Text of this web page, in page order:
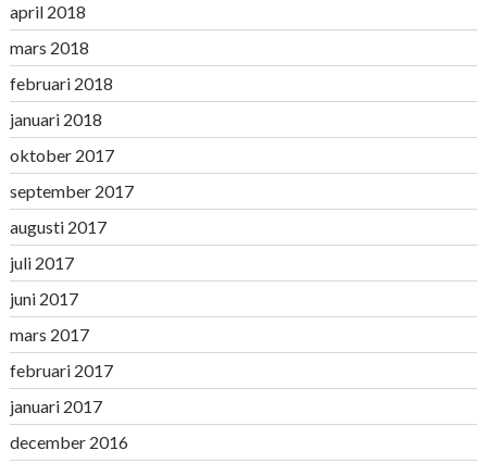
april 2018
mars 2018
februari 2018
januari 2018
oktober 2017
september 2017
augusti 2017
juli 2017
juni 2017
mars 2017
februari 2017
januari 2017
december 2016